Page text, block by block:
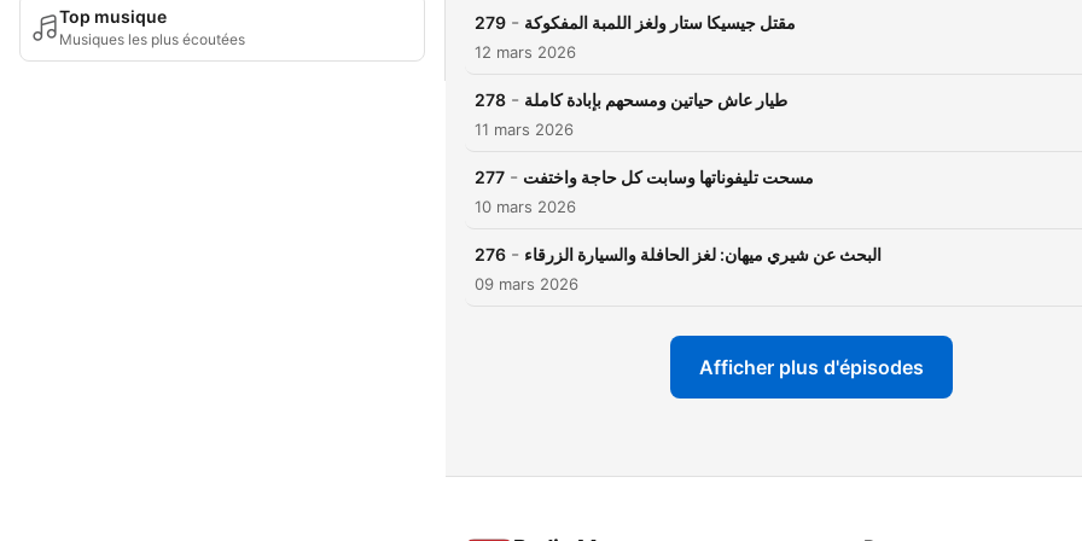
Top musique
Musiques les plus écoutées
https://
279 - مقتل جيسيكا ستار ولغز اللمبة المفكوكة
12 mars 2026
278 - طيار عاش حياتين ومسحهم بإبادة كاملة
11 mars 2026
277 - مسحت تليفوناتها وسابت كل حاجة واختفت
10 mars 2026
276 - البحث عن شيري ميهان: لغز الحافلة والسيارة الزرقاء
09 mars 2026
Afficher plus d'épisodes